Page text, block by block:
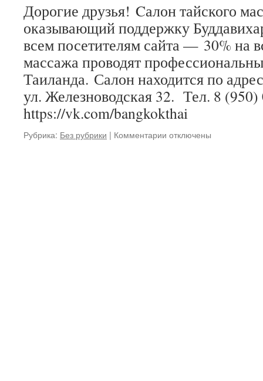
Дорогие друзья! Cалон тайского
оказывающий поддержку
всем посетителям сайта — 30% на
массажа проводят
Таиланда. Салон находится по
ул. Железноводская 32. Тел. 8 (950)
https://vk.com/bangkokthai
Рубрика: Без рубрики | Комментарии котключены